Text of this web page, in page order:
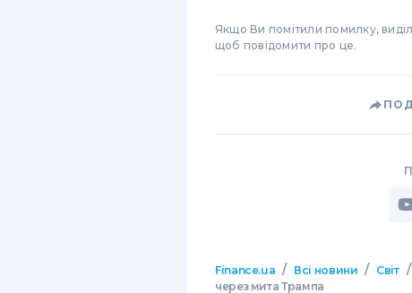
Якщо Ви помітили помилку,
щоб повідомити про це.
Finance.ua / Всі новини / Світ /
через мита Трампа